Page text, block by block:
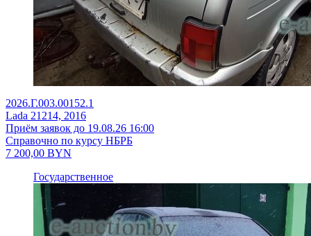
2026.Г.003.00152.1
Lada 21214, 2016
Приём заявок до 19.08.26 16:00
Справочно по курсу НБРБ
7 200,00 BYN
Государственное